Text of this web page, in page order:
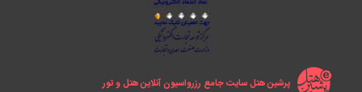
پرشین هتل سایت جامع رزرواسیون آنلاین هتل و تور